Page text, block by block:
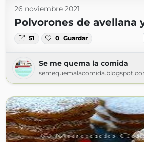
26 noviembre 2021
Polvorones de avellana
51 0 Guardar
Se me quema la comida